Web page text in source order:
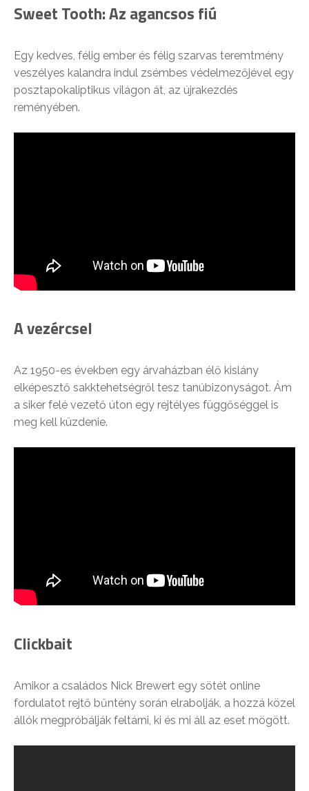
Sweet Tooth: Az agancsos fiú
Egy kedves, félig ember és félig szarvas teremtmény
veszélyes kalandra indul zsémbes védelmezőjével egy
posztapokaliptikus világon át, az újrakezdés
reményében.
A vezércsel
Az 1950-es években egy árvaházban élő kislány
elképesztő sakktehetségről tesz tanúbizonyságot. Ám
a siker felé vezető úton egy rejtélyes függőséggel is
meg kell küzdenie.
Clickbait
Amikor a családos Nick Brewert egy sötét online
fordulatot rejtő bűntény során elrabolják, a hozzá közel
állók megpróbálják feltárni, ki és mi áll az eset mögött.